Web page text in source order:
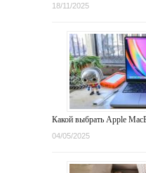
18/11/2025
Какой выбрать Apple
04/05/2025